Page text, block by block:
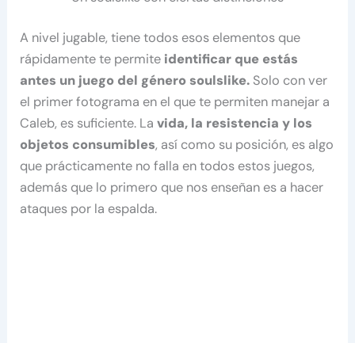
A nivel jugable, tiene todos esos elementos que
rápidamente te permite identificar que estás
antes un juego del género soulslike. Solo con ver
el primer fotograma en el que te permiten manejar a
Caleb, es suficiente. Lavida, la resistencia y los
objetos consumibles, así como su posición, es algo
que prácticamente no falla en todos estos juegos,
además que lo primero que nos enseñan es a hacer
ataques por la espalda.